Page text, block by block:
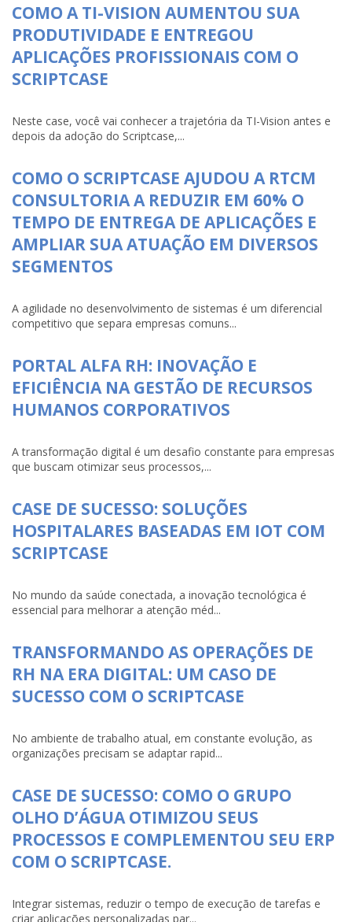
COMO A TI-VISION AUMENTOU SUA
PRODUTIVIDADE E ENTREGOU
APLICAÇÕES PROFISSIONAIS COM O
SCRIPTCASE
Neste case, você vai conhecer a trajetória da TI-Vision antes e
depois da adoção do Scriptcase,...
COMO O SCRIPTCASE AJUDOU A RTCM
CONSULTORIA A REDUZIR EM 60% O
TEMPO DE ENTREGA DE APLICAÇÕES E
AMPLIAR SUA ATUAÇÃO EM DIVERSOS
SEGMENTOS
A agilidade no desenvolvimento de sistemas é um diferencial
competitivo que separa empresas comuns...
PORTAL ALFA RH: INOVAÇÃO E
EFICIÊNCIA NA GESTÃO DE RECURSOS
HUMANOS CORPORATIVOS
A transformação digital é um desafio constante para empresas
que buscam otimizar seus processos,...
CASE DE SUCESSO: SOLUÇÕES
HOSPITALARES BASEADAS EM IOT COM
SCRIPTCASE
No mundo da saúde conectada, a inovação tecnológica é
essencial para melhorar a atenção méd...
TRANSFORMANDO AS OPERAÇÕES DE
RH NA ERA DIGITAL: UM CASO DE
SUCESSO COM O SCRIPTCASE
No ambiente de trabalho atual, em constante evolução, as
organizações precisam se adaptar rapid...
CASE DE SUCESSO: COMO O GRUPO
OLHO D’ÁGUA OTIMIZOU SEUS
PROCESSOS E COMPLEMENTOU SEU ERP
COM O SCRIPTCASE.
Integrar sistemas, reduzir o tempo de execução de tarefas e
criar aplicações personalizadas par...